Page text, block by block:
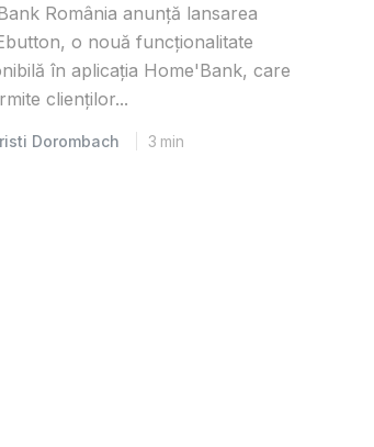
România anunță lansarea
o nouă funcționalitate
în aplicația Home'Bank, care
clienților...
Dorombach 3 min